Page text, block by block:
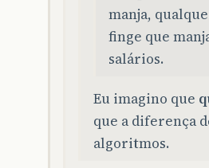
manja,
finge que
salários.
Eu imagino que
que a diferença
algoritmos.